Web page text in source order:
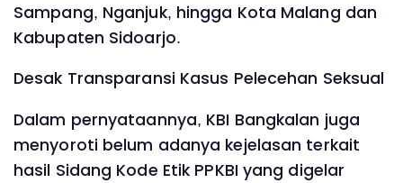
Sampang, Nganjuk, hingga Kota Malang dan
Kabupaten Sidoarjo.
Desak Transparansi Kasus Pelecehan Seksual
Dalam pernyataannya, KBI Bangkalan juga
menyoroti belum adanya kejelasan terkait
hasil Sidang Kode Etik PPKBI yang digelar